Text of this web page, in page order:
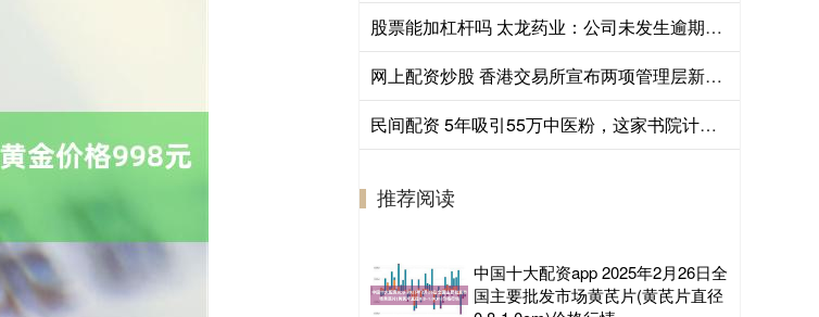
股票能加杠杆吗 太龙药业：公司未发生逾期担保事项
网上配资炒股 香港交易所宣布两项管理层新人事任命
民间配资 5年吸引55万中医粉，这家书院计划把免费公益课继续办下去
推荐阅读
中国十大配资app 2025年2月26日全
国主要批发市场黄芪片(黄芪片直径